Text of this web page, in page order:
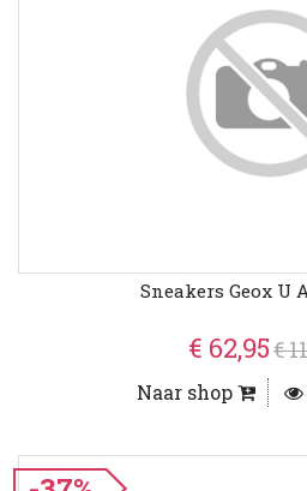
Sneakers Geox U
€ 62,95€
Naar shop